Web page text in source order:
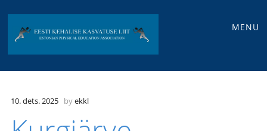
MENU
10. dets. 2025 byekkl